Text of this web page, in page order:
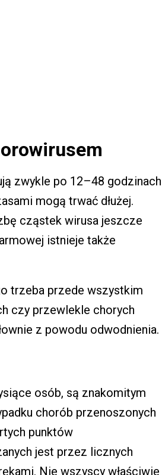
zwykle po 12–48 godzinach
mogą trwać dłużej.
cząstek wirusa jeszcze
istnieje także
trzeba przede wszystkim
czy przewlekle chorych
z powodu odwodnienia.
osób, są znakomitym
chorób przenoszonych
punktów
jest przez licznych
Nie wszyscy właściwie